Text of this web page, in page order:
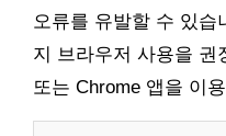
오류를 유발할 수 있습
지 브라우저 사용을 권
또는 Chrome 앱을 이